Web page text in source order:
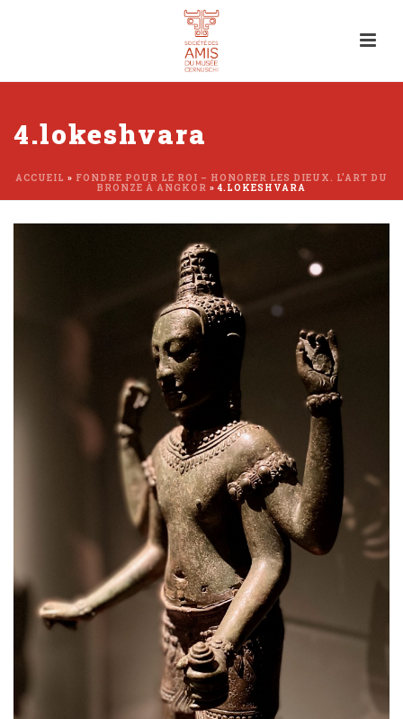
4.lokeshvara
ACCUEIL » FONDRE POUR LE ROI – HONORER LES DIEUX. L’ART DU
BRONZE À ANGKOR »4.LOKESHVARA